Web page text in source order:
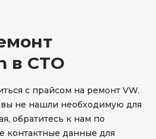
в СТО
с прайсом на ремонт VW.
вы не нашли необходимую для
обратитесь к нам по
контактные данные для